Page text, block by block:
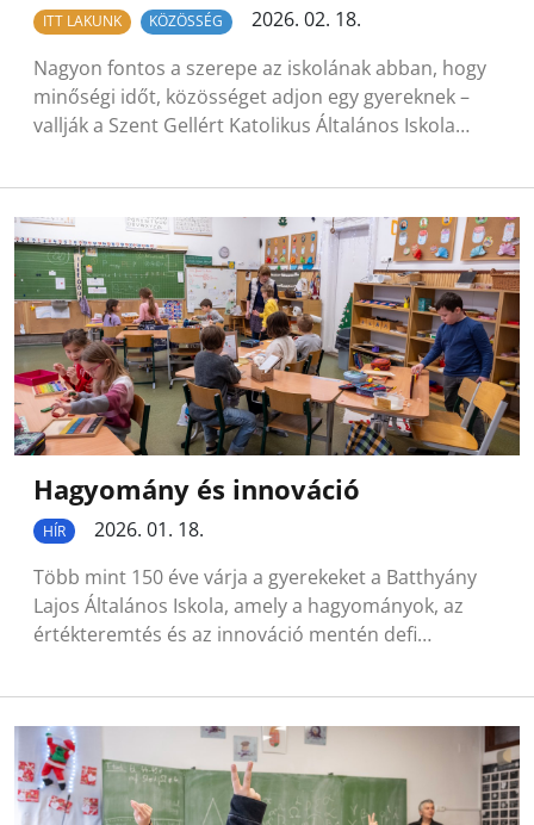
ITT LAKUNK KÖZÖSSÉG
2026. 02. 18.
Nagyon fontos a szerepe az iskolának abban, hogy
minőségi időt, közösséget adjon egy gyereknek –
vallják a Szent Gellért Katolikus Általános Iskola…
Hagyomány és innováció
HÍR
2026. 01. 18.
Több mint 150 éve várja a gyerekeket a Batthyány
Lajos Általános Iskola, amely a hagyományok, az
értékteremtés és az innováció mentén defi…